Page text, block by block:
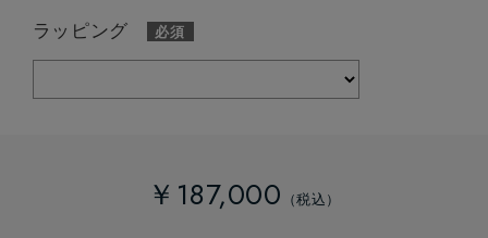
LGD:0.50ct
ラッピング
￥187,000